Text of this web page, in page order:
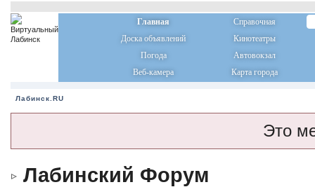
Главная
Справочная
Доска объявлений
Кинотеатры
Погода
Автовокзал
Веб-камера
Карта города
Лабинск.RU
Это
Лабинский Форум